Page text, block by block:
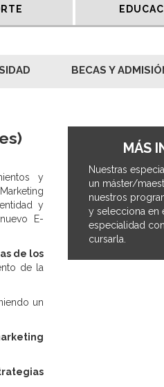
BECAS Y
y
y
E-
de los
de la
un
MÁS
Nuestras
un máster/
nuestros
y selecciona en
especialidad
cursarla.